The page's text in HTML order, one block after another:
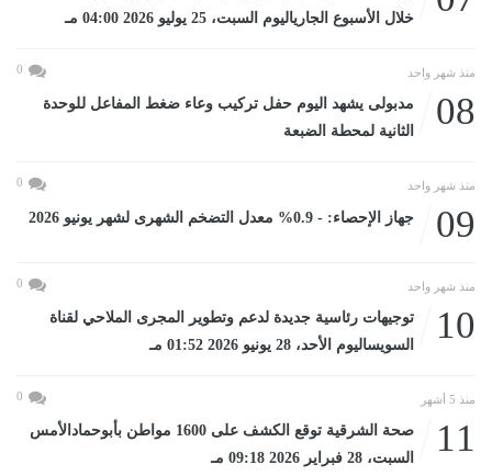
خلال الأسبوع الجارياليوم السبت، 25 يوليو 2026 04:00 مـ
منذ شهر واحد 0
08
مدبولى يشهد اليوم حفل تركيب وعاء ضغط المفاعل للوحدة
الثانية لمحطة الضبعة
منذ شهر واحد 0
09 جهاز الإحصاء: - 0.9% معدل التضخم الشهرى لشهر يونيو 2026
منذ شهر واحد 0
10
توجيهات رئاسية جديدة لدعم وتطوير المجرى الملاحي لقناة
السويساليوم الأحد، 28 يونيو 2026 01:52 مـ
منذ 5 أشهر 0
11
صحة الشرقية توقع الكشف على 1600 مواطن بأبوحمادالأمس
السبت، 28 فبراير 2026 09:18 مـ